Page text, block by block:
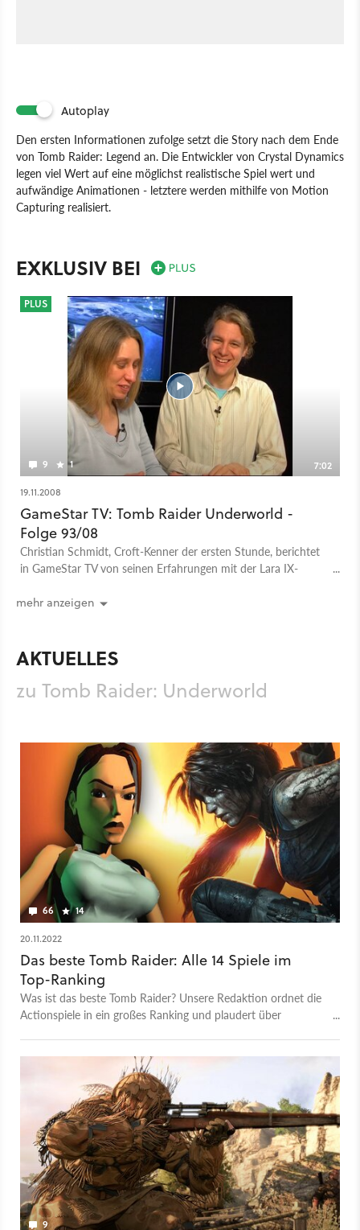
Autoplay
Den ersten Informationen zufolge setzt die Story nach dem Ende
von Tomb Raider: Legend an. Die Entwickler von Crystal Dynamics
legen viel Wert auf eine möglichst realistische Spiel wert und
aufwändige Animationen - letztere werden mithilfe von Motion
Capturing realisiert.
Xbox 360
Nintendo PlayStation
EXKLUSIV BEI
9 1 7:02
PLUS
19.11.2008
GameStar TV: Tomb Raider Underworld -
Folge 93/08
Christian Schmidt, Croft-Kenner der ersten Stunde, berichtet
in GameStar TV von seinen Erfahrungen mit der Lara IX-
mehr anzeigen
AKTUELLES
zu Tomb Raider: Underworld
66 14
20.11.2022
Das beste Tomb Raider: Alle 14 Spiele im
Top-Ranking
Was ist das beste Tomb Raider? Unsere Redaktion ordnet die
Actionspiele in ein großes Ranking und plaudert über
9